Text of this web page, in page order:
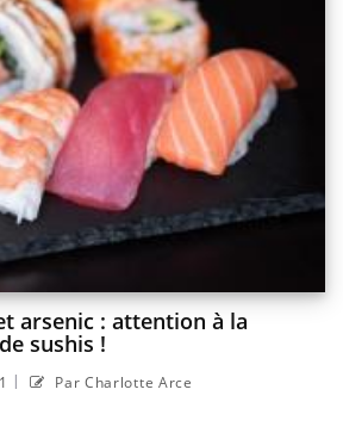
arsenic : attention à la
sushis !
| Par Charlotte Arce